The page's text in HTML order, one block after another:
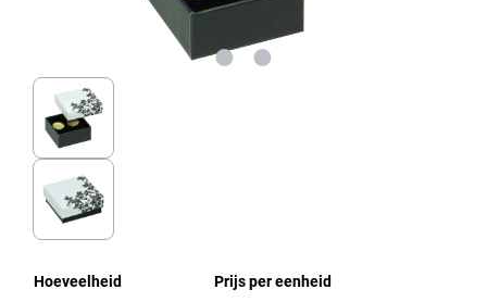
Hoeveelheid Prijs per eenheid